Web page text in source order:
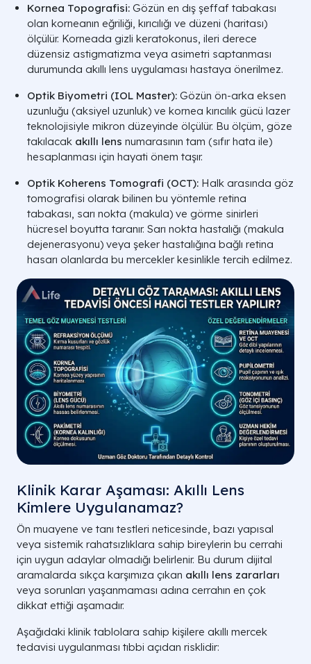
KLİNİK
PARAMETRE /
ÖZELLİK
AKILLI LENS TEDAVİSİ (GÖZ İÇİ)
Uygulanan Göz
Bölgesi
Gözün içindeki doğal mercek
Odaklanma
Kabiliyeti
Yakın, orta ve uzak mesafeleri
netleştirir.
Katarakt Gelişimi
Durumu
Ameliyat olan gözde yaşam boyu
daha katarakt oluşmaz.
Uygun Yaş
Grubu
Genellikle 40-45 yaş ve üzeri bireyler.
A LIFE SAĞLIK
Kornea Topografisi: Gözün en dış şeffaf tabakası
olan korneanın eğriliği, kırıcılığı ve düzeni (haritası)
ölçülür. Korneada gizli keratokonus, ileri derece
düzensiz astigmatizma veya asimetri saptanması
durumunda akıllı lens uygulaması hastaya önerilmez.
Optik Biyometri (IOL Master): Gözün ön-arka eksen
uzunluğu (aksiyel uzunluk) ve kornea kırıcılık gücü lazer
teknolojisiyle mikron düzeyinde ölçülür. Bu ölçüm, göze
takılacak akıllı lens numarasının tam (sıfır hata ile)
hesaplanması için hayati önem taşır.
Optik Koherens Tomografi (OCT): Halk arasında göz
tomografisi olarak bilinen bu yöntemle retina
tabakası, sarı nokta (makula) ve görme sinirleri
hücresel boyutta taranır. Sarı nokta hastalığı (makula
dejenerasyonu) veya şeker hastalığına bağlı retina
hasarı olanlarda bu mercekler kesinlikle tercih edilmez.
Klinik Karar Aşaması: Akıllı Lens
Kimlere Uygulanamaz?
Ön muayene ve tanı testleri neticesinde, bazı yapısal
veya sistemik rahatsızlıklara sahip bireylerin bu cerrahi
için uygun adaylar olmadığı belirlenir. Bu durum dijital
aramalarda sıkça karşımıza çıkan akıllı lens zararları
veya sorunları yaşanmaması adına cerrahın en çok
dikkat ettiği aşamadır.
Aşağıdaki klinik tablolara sahip kişilere akıllı mercek
tedavisi uygulanması tıbbi açıdan risklidir: